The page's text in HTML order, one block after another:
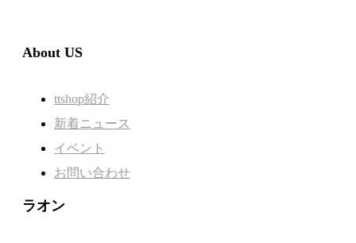
About US
ttshop紹介
新着ニュース
イベント
お問い合わせ
ラオン